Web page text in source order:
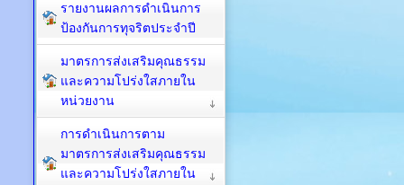
รายงานผลการดำเนินการ
ป้องกันการทุจริตประจำปี
มาตรการส่งเสริมคุณธรรม
และความโปร่งใสภายใน
หน่วยงาน
การดำเนินการตาม
มาตรการส่งเสริมคุณธรรม
และความโปร่งใสภายใน